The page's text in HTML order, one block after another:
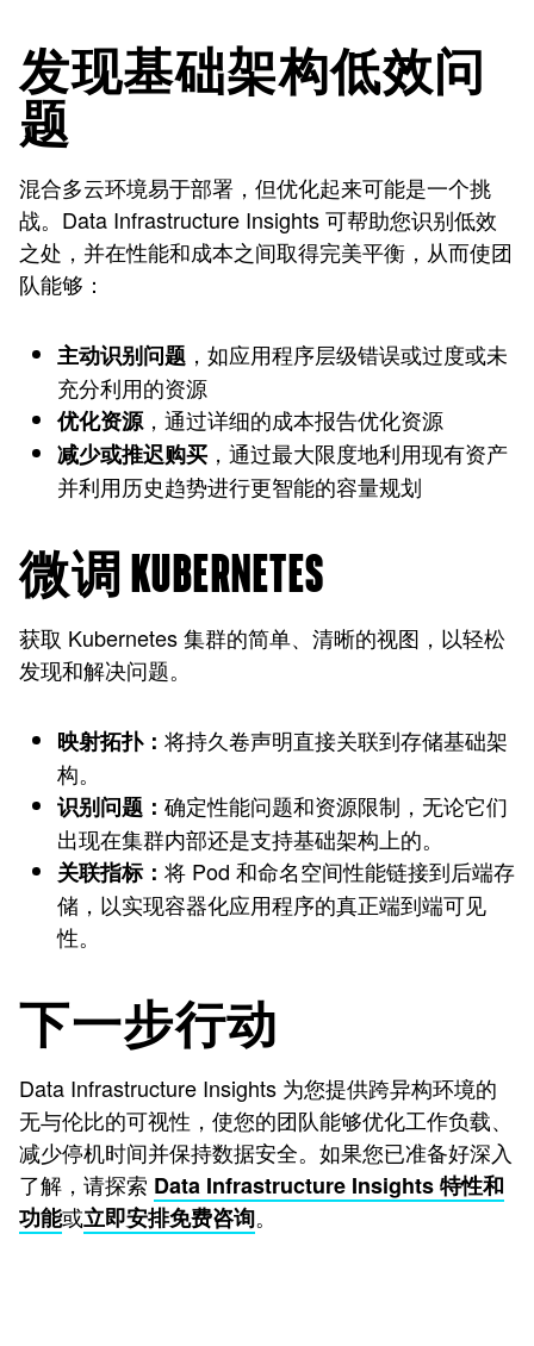
发现基础架构低效问
题
混合多云环境易于部署，但优化起来可能是一个挑
战。Data Infrastructure Insights 可帮助您识别低效
之处，并在性能和成本之间取得完美平衡，从而使团
队能够：
主动识别问题 ，如应用程序层级错误或过度或未
充分利用的资源
优化资源 ，通过详细的成本报告优化资源
减少或推迟购买 ，通过最大限度地利用现有资产
并利用历史趋势进行更智能的容量规划
微调 KUBERNETES
获取 Kubernetes 集群的简单、清晰的视图，以轻松
发现和解决问题。
映射拓扑： 将持久卷声明直接关联到存储基础架
构。
识别问题： 确定性能问题和资源限制，无论它们
出现在集群内部还是支持基础架构上的。
关联指标： 将 Pod 和命名空间性能链接到后端存
储，以实现容器化应用程序的真正端到端可见
性。
下一步行动
Data Infrastructure Insights 为您提供跨异构环境的
无与伦比的可视性，使您的团队能够优化工作负载、
减少停机时间并保持数据安全。如果您已准备好深入
了解，请探索 Data Infrastructure Insights 特性和
功能或立即安排免费咨询。